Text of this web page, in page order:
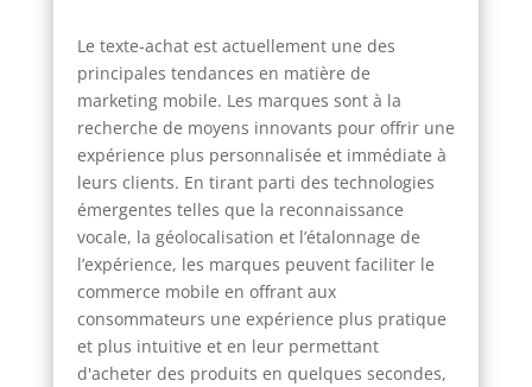
Le texte-achat est actuellement une des
principales tendances en matière de
marketing mobile. Les marques sont à la
recherche de moyens innovants pour offrir une
expérience plus personnalisée et immédiate à
leurs clients. En tirant parti des technologies
émergentes telles que la reconnaissance
vocale, la géolocalisation et l’étalonnage de
l’expérience, les marques peuvent faciliter le
commerce mobile en offrant aux
consommateurs une expérience plus pratique
et plus intuitive et en leur permettant
d'acheter des produits en quelques secondes,